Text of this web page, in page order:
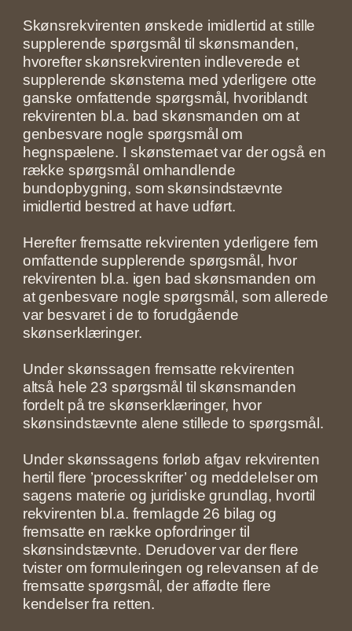
Skønsrekvirenten ønskede imidlertid at stille
supplerende spørgsmål til skønsmanden,
hvorefter skønsrekvirenten indleverede et
supplerende skønstema med yderligere otte
ganske omfattende spørgsmål, hvoriblandt
rekvirenten bl.a. bad skønsmanden om at
genbesvare nogle spørgsmål om
hegnspælene. I skønstemaet var der også en
række spørgsmål omhandlende
bundopbygning, som skønsindstævnte
imidlertid bestred at have udført.
Herefter fremsatte rekvirenten yderligere fem
omfattende supplerende spørgsmål, hvor
rekvirenten bl.a. igen bad skønsmanden om
at genbesvare nogle spørgsmål, som allerede
var besvaret i de to forudgående
skønserklæringer.
Under skønssagen fremsatte rekvirenten
altså hele 23 spørgsmål til skønsmanden
fordelt på tre skønserklæringer, hvor
skønsindstævnte alene stillede to spørgsmål.
Under skønssagens forløb afgav rekvirenten
hertil flere ’processkrifter’ og meddelelser om
sagens materie og juridiske grundlag, hvortil
rekvirenten bl.a. fremlagde 26 bilag og
fremsatte en række opfordringer til
skønsindstævnte. Derudover var der flere
tvister om formuleringen og relevansen af de
fremsatte spørgsmål, der affødte flere
kendelser fra retten.